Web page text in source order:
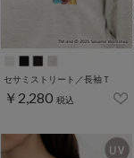
セサミストリート／長袖Ｔ
￥2,280 税込